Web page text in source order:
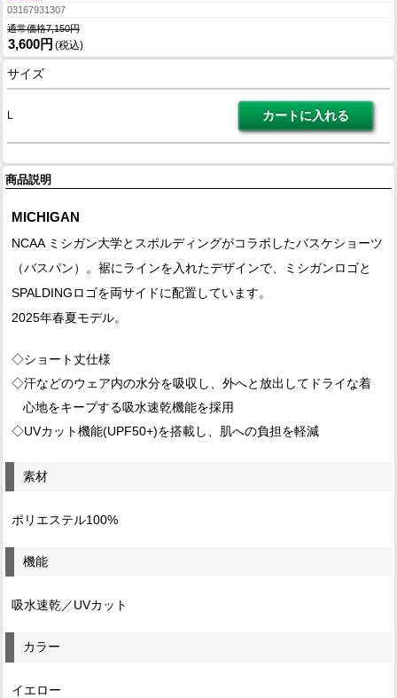
03167931307
通常価格7,150円
3,600円 (税込)
サイズ
L
商品説明
MICHIGAN
NCAA ミシガン大学とスポルディングがコラボしたバスケショーツ
（バスパン）。裾にラインを入れたデザインで、ミシガンロゴと
SPALDINGロゴを両サイドに配置しています。
2025年春夏モデル。
◇ショート丈仕様
◇汗などのウェア内の水分を吸収し、外へと放出してドライな着
心地をキープする吸水速乾機能を採用
◇UVカット機能(UPF50+)を搭載し、肌への負担を軽減
素材
ポリエステル100%
機能
吸水速乾／UVカット
カラー
イエロー